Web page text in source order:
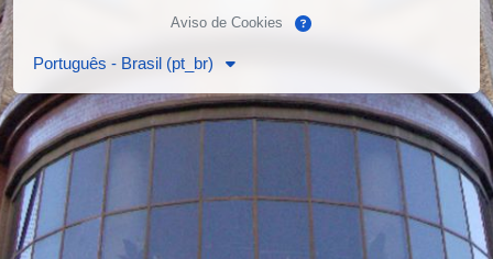
Aviso de Cookies
Português - Brasil ‎(pt_br)‎